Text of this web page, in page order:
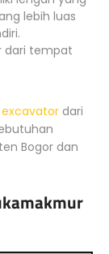
lebih luas
dari tempat
dari
Bogor dan